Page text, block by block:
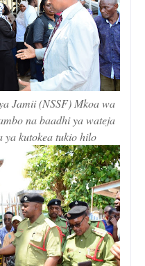
Jamii (NSSF) Mkoa wa
na baadhi ya wateja
ya kutokea tukio hilo